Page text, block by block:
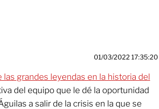
01/03/2022 17:35:20
las grandes leyendas en la historia del
del equipo que le dé la oportunidad
a salir de la crisis en la que se